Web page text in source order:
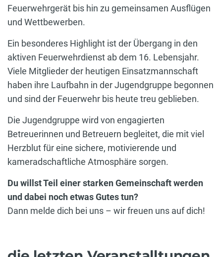
Feuerwehrgerät bis hin zu gemeinsamen Ausflügen
und Wettbewerben.
Ein besonderes Highlight ist der Übergang in den
aktiven Feuerwehrdienst ab dem 16. Lebensjahr.
Viele Mitglieder der heutigen Einsatzmannschaft
haben ihre Laufbahn in der Jugendgruppe begonnen
und sind der Feuerwehr bis heute treu geblieben.
Die Jugendgruppe wird von engagierten
Betreuerinnen und Betreuern begleitet, die mit viel
Herzblut für eine sichere, motivierende und
kameradschaftliche Atmosphäre sorgen.
Du willst Teil einer starken Gemeinschaft werden
und dabei noch etwas Gutes tun?
Dann melde dich bei uns – wir freuen uns auf dich!